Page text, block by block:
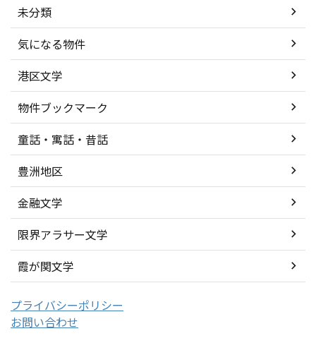
未分類
気になる物件
港区文学
物件ブックマーク
童話・寓話・昔話
豊洲地区
金融文学
限界アラサー文学
霞が関文学
プライバシーポリシー
お問い合わせ